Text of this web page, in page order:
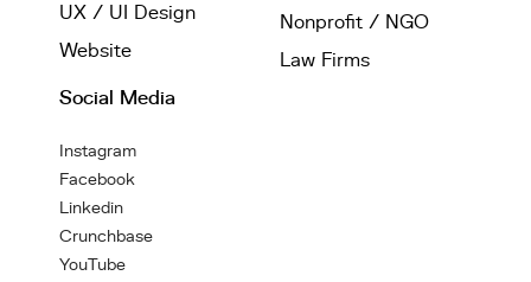
UX / UI Design
Website
Nonprofit / NGO
Law Firms
Social Media
Instagram
Facebook
Linkedin
Crunchbase
YouTube